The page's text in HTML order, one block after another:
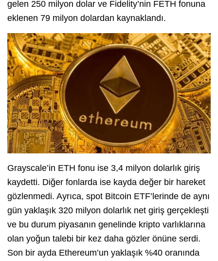
gelen 250 milyon dolar ve Fidelity’nin FETH fonuna
eklenen 79 milyon dolardan kaynaklandı.
Grayscale’in ETH fonu ise 3,4 milyon dolarlık giriş
kaydetti. Diğer fonlarda ise kayda değer bir hareket
gözlenmedi. Ayrıca, spot Bitcoin ETF’lerinde de aynı
gün yaklaşık 320 milyon dolarlık net giriş gerçekleşti
ve bu durum piyasanın genelinde kripto varlıklarına
olan yoğun talebi bir kez daha gözler önüne serdi.
Son bir ayda Ethereum’un yaklaşık %40 oranında